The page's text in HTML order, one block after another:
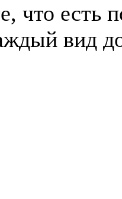
что есть
вид